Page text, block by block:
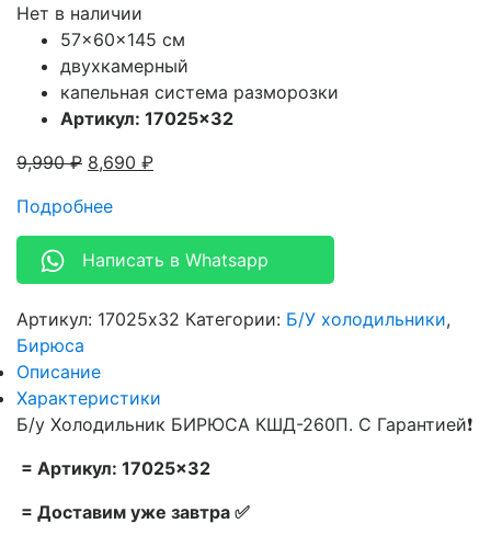
Нет в наличии
57x60x145 см
двухкамерный
капельная система разморозки
Артикул: 17025×32
9,990₽ 8,690 ₽
Подробнее
Написать в Whatsapp
Артикул: 17025x32 Категории: Б/У холодильники,
Бирюса
Описание
Характеристики
Б/у Холодильник БИРЮСА КШД-260П. С Гарантией❗
= Артикул: 17025×32
= Доставим уже завтра ✅